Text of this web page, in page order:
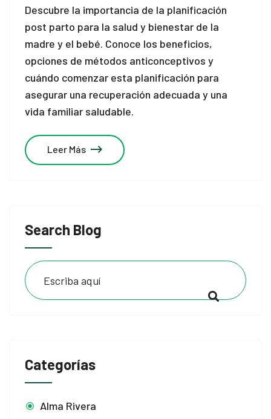
Search Blog
Categorías
Alma Rivera
Descubre la importancia de la planificación
post parto para la salud y bienestar de la
madre y el bebé. Conoce los beneficios,
opciones de métodos anticonceptivos y
cuándo comenzar esta planificación para
asegurar una recuperación adecuada y una
vida familiar saludable.
Leer Más